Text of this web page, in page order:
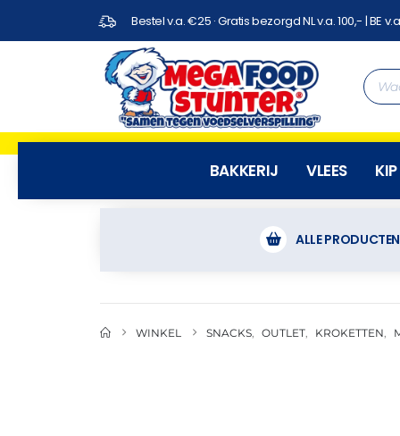
Bestel v.a. €25 · Gratis bezorgd NL v.a. 100,- | BE
BAKKERIJ VLEES KIP
ALLE PRODUCTEN
WINKEL SNACKS OUTLET KROKETTEN